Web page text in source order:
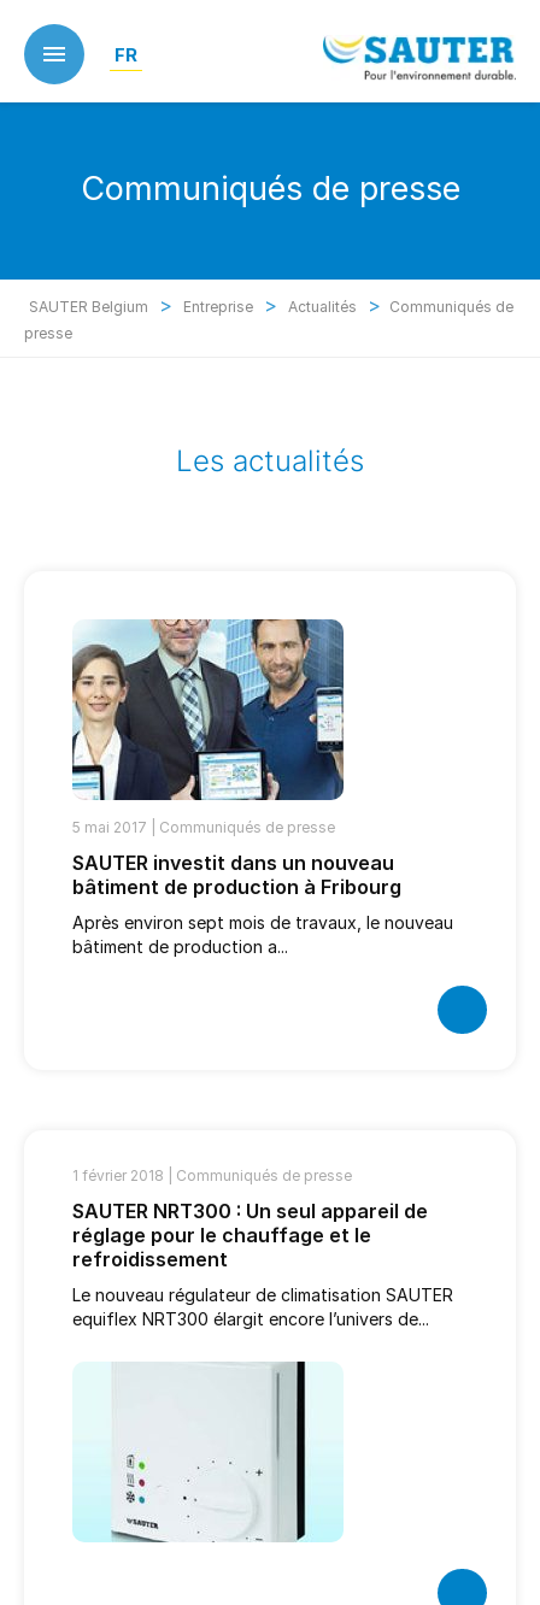
main
content
FR
Communiqués de presse
SAUTER Belgium > Entreprise > Actualités > Communiqués de
presse
Les actualités
5 mai 2017 | Communiqués de presse
SAUTER investit dans un nouveau
bâtiment de production à Fribourg
Après environ sept mois de travaux, le nouveau
bâtiment de production a...
1 février 2018 | Communiqués de presse
SAUTER NRT300 : Un seul appareil de
réglage pour le chauffage et le
refroidissement
Le nouveau régulateur de climatisation SAUTER
equiflex NRT300 élargit encore l’univers de...